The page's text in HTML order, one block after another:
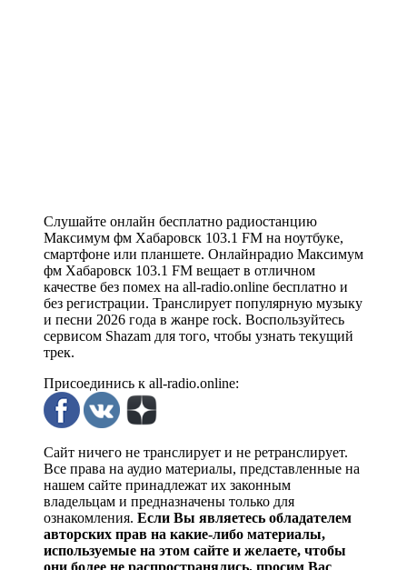
Слушайте онлайн бесплатно радиостанцию
Максимум фм Хабаровск 103.1 FM на ноутбуке,
смартфоне или планшете. Онлайнрадио Максимум
фм Хабаровск 103.1 FM вещает в отличном
качестве без помех на all-radio.online бесплатно и
без регистрации. Транслирует популярную музыку
и песни 2026 года в жанре rock. Воспользуйтесь
сервисом Shazam для того, чтобы узнать текущий
трек.
Присоединись к all-radio.online:
Сайт ничего не транслирует и не ретранслирует.
Все права на аудио материалы, представленные на
нашем сайте принадлежат их законным
владельцам и предназначены только для
ознакомления. Если Вы являетесь обладателем
авторских прав на какие-либо материалы,
используемые на этом сайте и желаете, чтобы